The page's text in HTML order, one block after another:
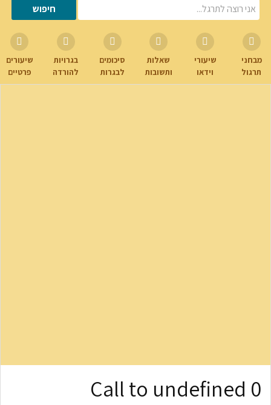
מבחני
תרגול
שיעורי
וידאו
שאלות
ותשובות
סיכומים
לבגרות
בגרויות
להורדה
שיעורים
פרטיים
0 Call to undefined